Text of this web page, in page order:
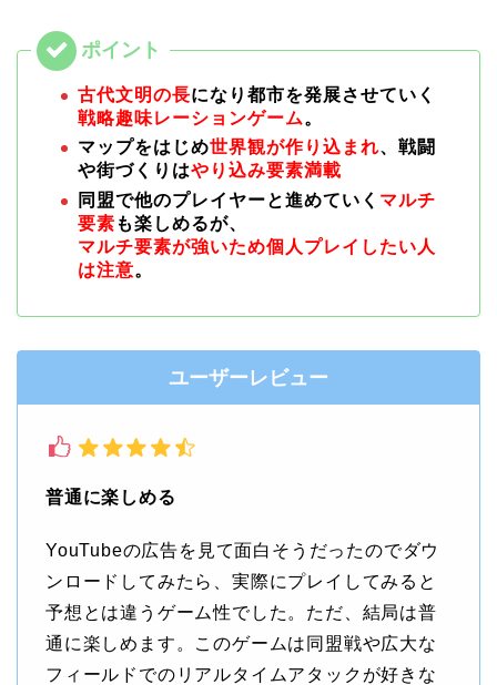
古代文明の長になり都市を発展させていく
戦略趣味レーションゲーム。
マップをはじめ世界観が作り込まれ、戦闘
や街づくりはやり込み要素満載
同盟で他のプレイヤーと進めていく マルチ
要素 も楽しめるが、
マルチ要素が強いため個人プレイしたい人
は注意。
ユーザーレビュー
普通に楽しめる
YouTubeの広告を見て面白そうだったのでダウ
ンロードしてみたら、実際にプレイしてみると
予想とは違うゲーム性でした。ただ、結局は普
通に楽しめます。このゲームは同盟戦や広大な
フィールドでのリアルタイムアタックが好きな